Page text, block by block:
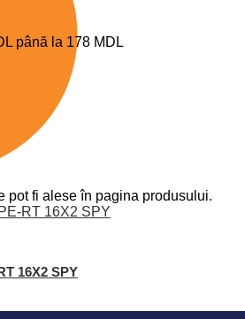
până la 178 MDL
pot fi alese în pagina produsului.
16X2 SPY